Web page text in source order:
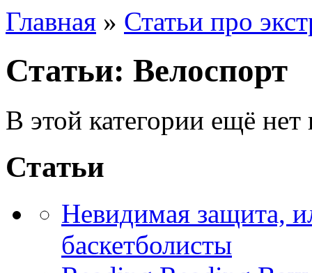
Главная » Статьи про
Статьи: Велоспорт
В этой категории ещё нет
Статьи
Невидимая защита,
баскетболисты